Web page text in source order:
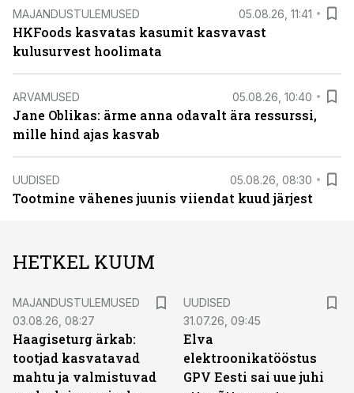
MAJANDUSTULEMUSED 05.08.26, 11:41
HKFoods kasvatas kasumit kasvavast
kulusurvest hoolimata
ARVAMUSED 05.08.26, 10:40
Jane Oblikas: ärme anna odavalt ära ressurssi,
mille hind ajas kasvab
UUDISED 05.08.26, 08:30
Tootmine vähenes juunis viiendat kuud järjest
HETKEL KUUM
MAJANDUSTULEMUSED
03.08.26, 08:27
Haagiseturg ärkab:
tootjad kasvatavad
mahtu ja valmistuvad
UUDISED
31.07.26, 09:45
Elva
elektroonikatööstus
GPV Eesti sai uue juhi